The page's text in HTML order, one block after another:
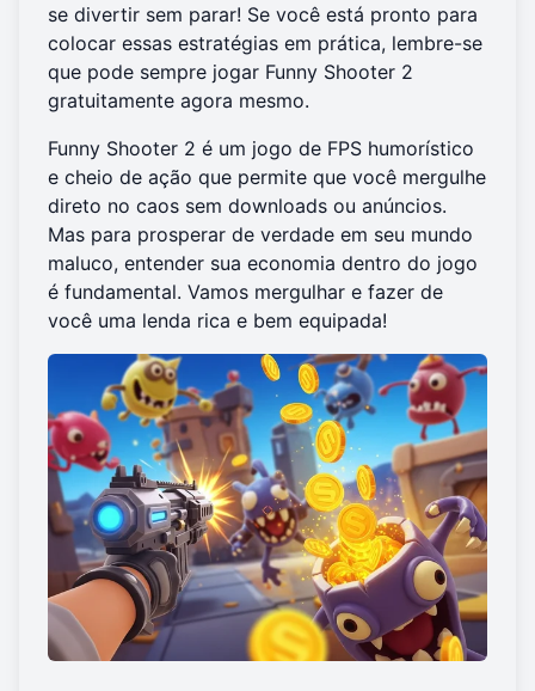
se divertir sem parar! Se você está pronto para
colocar essas estratégias em prática, lembre-se
que pode sempre jogar Funny Shooter 2
gratuitamente agora mesmo.
Funny Shooter 2 é um jogo de FPS humorístico
e cheio de ação que permite que você mergulhe
direto no caos sem downloads ou anúncios.
Mas para prosperar de verdade em seu mundo
maluco, entender sua economia dentro do jogo
é fundamental. Vamos mergulhar e fazer de
você uma lenda rica e bem equipada!